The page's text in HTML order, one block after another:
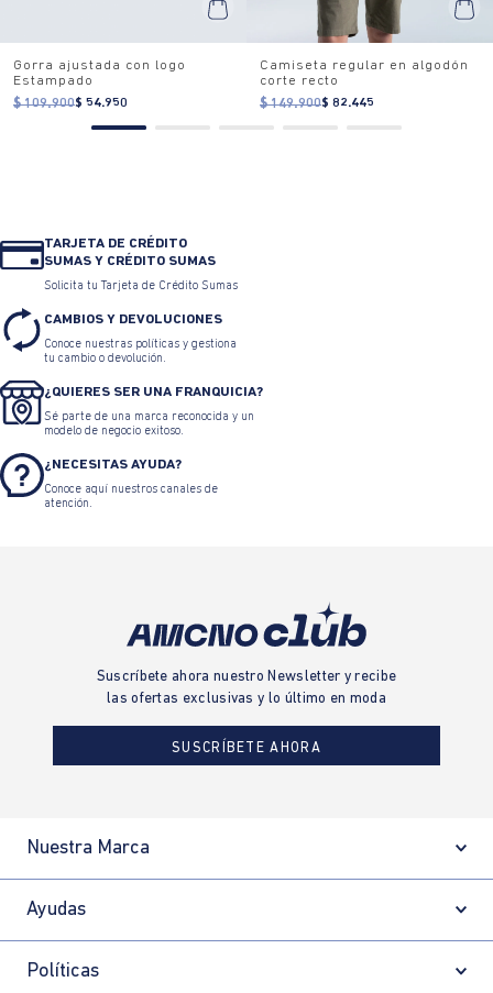
Gorra ajustada con logo
Estampado
$ 109.900$ 54.950
Camiseta regular en algodón
corte recto
$ 149.900$ 82.445
TARJETA DE CRÉDITO
SUMAS Y CRÉDITO SUMAS
Solicita tu Tarjeta de Crédito Sumas
CAMBIOS Y DEVOLUCIONES
Conoce nuestras políticas y gestiona
tu cambio o devolución.
¿QUIERES SER UNA FRANQUICIA?
Sé parte de una marca reconocida y un
modelo de negocio exitoso.
¿NECESITAS AYUDA?
Conoce aquí nuestros canales de
atención.
Suscríbete ahora nuestro Newsletter y recibe
las ofertas exclusivas y lo último en moda
SUSCRÍBETE AHORA
Nuestra Marca
Ayudas
Políticas